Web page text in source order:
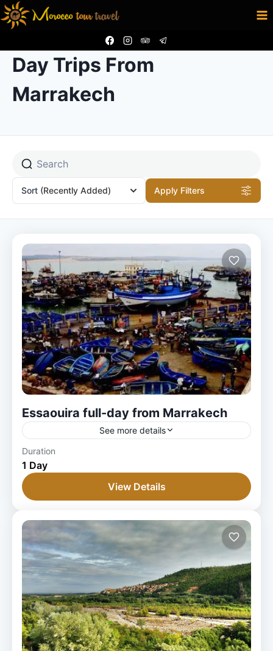
Skip
to
Day Trips From
Marrakech
Sort (Recently Added) Apply Filters
Essaouira full-day from Marrakech
See more details
1 Person
Duration
1 Day
View Details